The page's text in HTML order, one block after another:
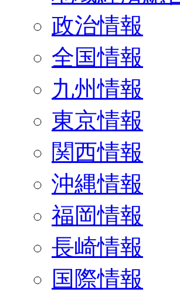
政治情報
全国情報
九州情報
東京情報
関西情報
沖縄情報
福岡情報
長崎情報
国際情報